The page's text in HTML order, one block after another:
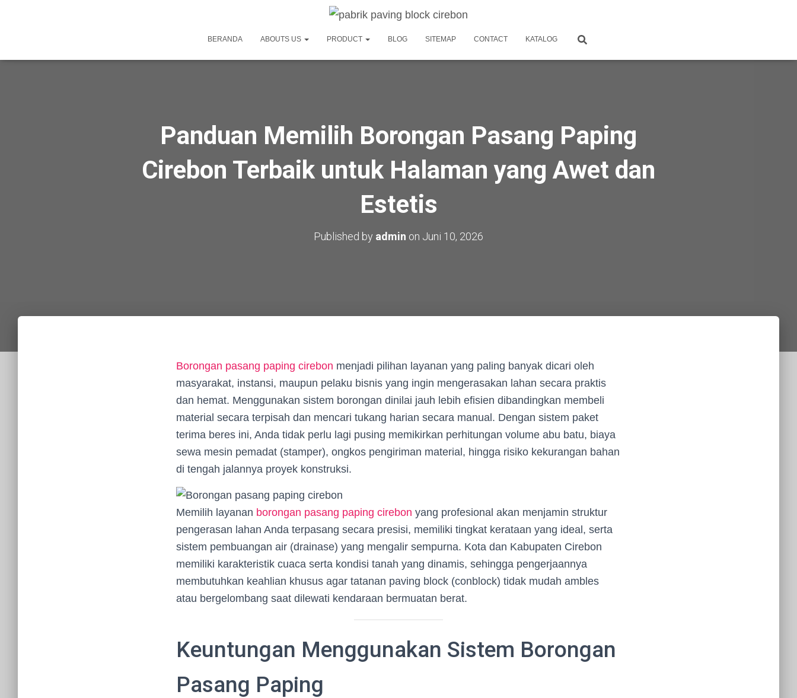
BERANDA ABOUTS US PRODUCT BLOG SITEMAP CONTACT KATALOG
Panduan Memilih Borongan Pasang Paping
Cirebon Terbaik untuk Halaman yang Awet dan
Estetis
Published by admin on Juni 10, 2026
Borongan pasang paping cirebon menjadi pilihan layanan yang paling banyak dicari oleh
masyarakat, instansi, maupun pelaku bisnis yang ingin mengerasakan lahan secara praktis
dan hemat. Menggunakan sistem borongan dinilai jauh lebih efisien dibandingkan membeli
material secara terpisah dan mencari tukang harian secara manual. Dengan sistem paket
terima beres ini, Anda tidak perlu lagi pusing memikirkan perhitungan volume abu batu, biaya
sewa mesin pemadat (stamper), ongkos pengiriman material, hingga risiko kekurangan bahan
di tengah jalannya proyek konstruksi.
Memilih layanan borongan pasang paping cirebon yang profesional akan menjamin struktur
pengerasan lahan Anda terpasang secara presisi, memiliki tingkat kerataan yang ideal, serta
sistem pembuangan air (drainase) yang mengalir sempurna. Kota dan Kabupaten Cirebon
memiliki karakteristik cuaca serta kondisi tanah yang dinamis, sehingga pengerjaannya
membutuhkan keahlian khusus agar tatanan paving block (conblock) tidak mudah ambles
atau bergelombang saat dilewati kendaraan bermuatan berat.
Keuntungan Menggunakan Sistem Borongan
Pasang Paping